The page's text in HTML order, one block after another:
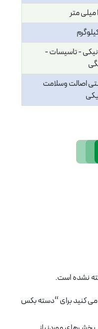
- تاسیسات -
اصالت وسلامت
نشده است.
می کنید برای “دسته بکس